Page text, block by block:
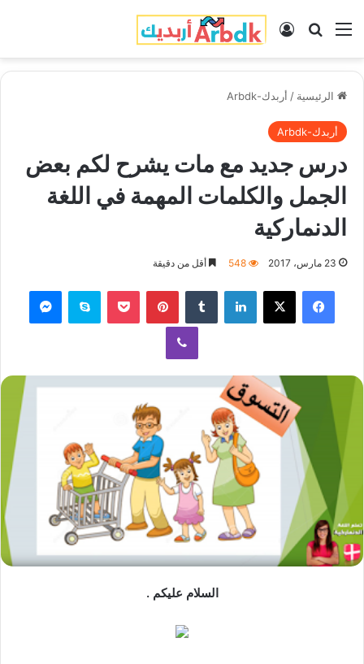
القائمة بحث عنتسجيل الدخول
الرئيسية / أربدك-Arbdk
أربدك-Arbdk
درس جديد مع مات يشرح لكم بعض
الجمل والكلمات المهمة في اللغة
الدنماركية
23 مارس، 2017 548 أقل من دقيقة
فيسبوك لينكدإن بينتيريست سكايب
ڤايبر
السلام عليكم .